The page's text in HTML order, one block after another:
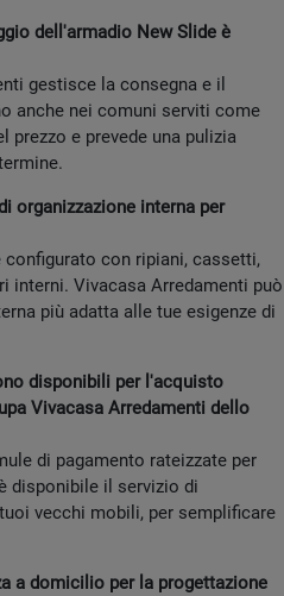
dell'armadio New Slide è
gestisce la consegna e il
anche nei comuni serviti come
prezzo e prevede una pulizia
organizzazione interna per
configurato con ripiani, cassetti,
interni. Vivacasa Arredamenti può
più adatta alle tue esigenze di
disponibili per l'acquisto
Vivacasa Arredamenti dello
di pagamento rateizzate per
disponibile il servizio di
vecchi mobili, per semplificare
a domicilio per la progettazione